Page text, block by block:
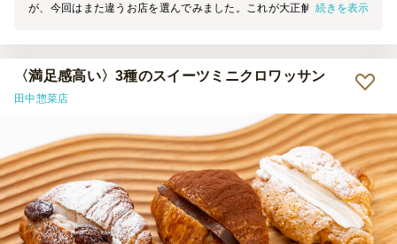
が、今回はまた違うお店を選んでみました。これが大正解！見た目も
が盛り上がって良いです。また利用します！
続きを表示
〈満足感高い〉3種のスイーツミニクロワッサン
田中惣菜店